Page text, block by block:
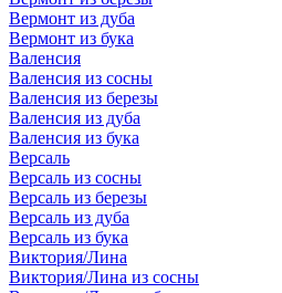
Вермонт из дуба
Вермонт из бука
Валенсия
Валенсия из сосны
Валенсия из березы
Валенсия из дуба
Валенсия из бука
Версаль
Версаль из сосны
Версаль из березы
Версаль из дуба
Версаль из бука
Виктория/Лина
Виктория/Лина из сосны